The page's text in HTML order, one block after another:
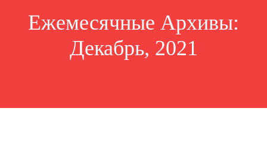
Ежемесячные Архивы:
Декабрь, 2021